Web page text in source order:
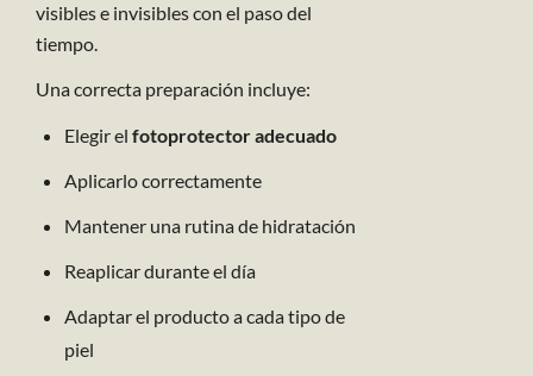
visibles e invisibles con el paso del
tiempo.
Una correcta preparación incluye:
Elegir el fotoprotector adecuado
Aplicarlo correctamente
Mantener una rutina de hidratación
Reaplicar durante el día
Adaptar el producto a cada tipo de
piel